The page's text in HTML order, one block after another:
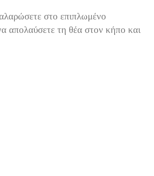
στο επιπλωμένο
απολαύσετε τη θέα στον κήπο και